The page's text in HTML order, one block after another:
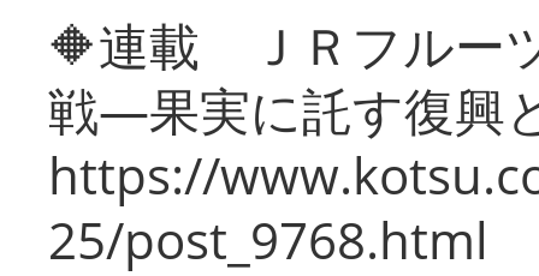
🔶連載 ＪＲフルー
戦―果実に託す復興
https://
25/post_9768.html